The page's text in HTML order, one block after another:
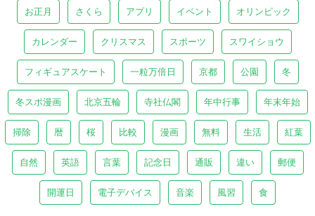
お正月 さくら アプリ イベント オリンピック
カレンダー クリスマス スポーツ スワイショウ
フィギュアスケート 一粒万倍日 京都 公園 冬
冬スポ漫画 北京五輪 寺社仏閣 年中行事 年末年始
掃除 暦 桜 比較 漫画 無料 生活 紅葉
自然 英語 言葉 記念日 通販 違い 郵便
開運日 電子デバイス 音楽 風習 食